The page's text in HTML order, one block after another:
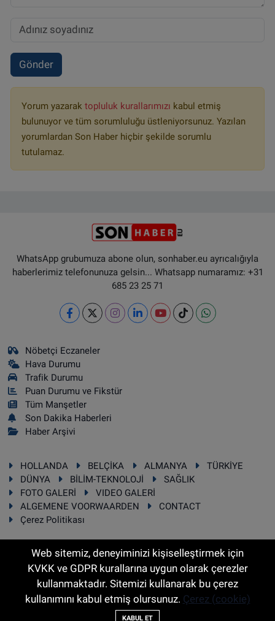
Gönder
Yorum yazarak topluluk kurallarımızı kabul etmiş
bulunuyor ve tüm sorumluluğu üstleniyorsunuz. Yazılan
yorumlardan Son Haber hiçbir şekilde sorumlu
tutulamaz.
WhatsApp grubumuza abone olun, sonhaber.eu ayrıcalığıyla
haberlerimiz telefonunuza gelsin... Whatsapp numaramız: +31
685 23 25 71
Nöbetçi Eczaneler
Hava Durumu
Trafik Durumu
Puan Durumu ve Fikstür
Tüm Manşetler
Son Dakika Haberleri
Haber Arşivi
HOLLANDA BELÇİKA ALMANYA
TÜRKİYE
DÜNYA
BİLİM-TEKNOLOJİ
SAĞLIK
FOTO GALERİ
VIDEO GALERİ
ALGEMENE VOORWAARDEN
CONTACT
Çerez Politikası
RSS Copyright © 2025 Sonhaber.eu Her hakkı saklıdır.
Haber Yazılımı:TE Bilişim
Web sitemiz, deneyiminizi kişiselleştirmek için
KVKK ve GDPR kurallarına uygun olarak çerezler
kullanmaktadır. Sitemizi kullanarak bu çerez
kullanımını kabul etmiş olursunuz. Çerez (cookie)
KABUL ET